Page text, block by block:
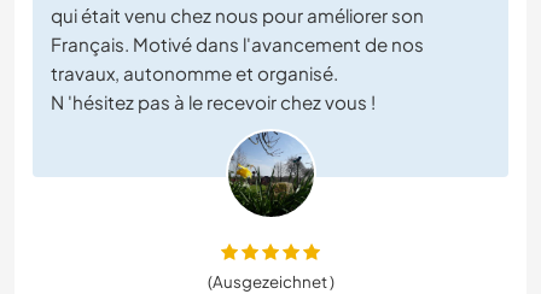
qui était venu chez nous pour améliorer son
Français. Motivé dans l'avancement de nos
travaux, autonomme et organisé.
N 'hésitez pas à le recevoir chez vous !
(Ausgezeichnet )